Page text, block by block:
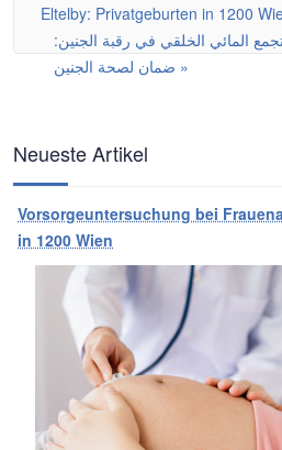
Eltelby: Privatgeburten in 1200
المائي الخلقي في رقبة الجنين:
ضمان لصحة الجنين »
Neueste Artikel
Vorsorgeuntersuchung bei
in 1200 Wien